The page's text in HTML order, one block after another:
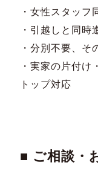
・女性スタッフ
・引越しと同時
・分別不要、そ
・実家の片付け
トップ対応
■ ご相談・